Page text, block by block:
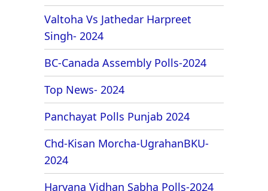
Valtoha Vs Jathedar Harpreet
Singh- 2024
BC-Canada Assembly Polls-2024
Top News- 2024
Panchayat Polls Punjab 2024
Chd-Kisan Morcha-UgrahanBKU-
2024
Haryana Vidhan Sabha Polls-2024